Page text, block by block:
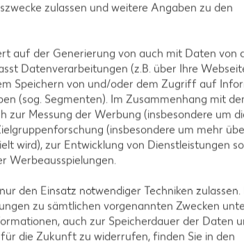
Muffin-Rezepte
Apfelkuchen-Rezepte
Schokokuchen-Rezepte
Torten-Rezepte
Eis-Rezepte
Pfannkuchen-Rezepte
Plätzchen-Rezepte
zulassen und weitere Angaben zu den
auf der Generierung von auch mit Daten von
Datenverarbeitungen (z.B. über Ihre
Speichern von und/oder dem Zugriff auf
(sog. Segmenten). Im Zusammenhang mit
Messung der Werbung (insbesondere um
(insbesondere um mehr
wird), zur Entwicklung von Dienstleistungen
Werbeausspielungen.
den Einsatz notwendiger Techniken
zu sämtlichen vorgenannten Zwecken
auch zur Speicherdauer der Daten
die Zukunft zu widerrufen, finden Sie in den